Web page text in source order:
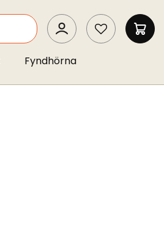
SEARCH
MIN
Fyndhörna